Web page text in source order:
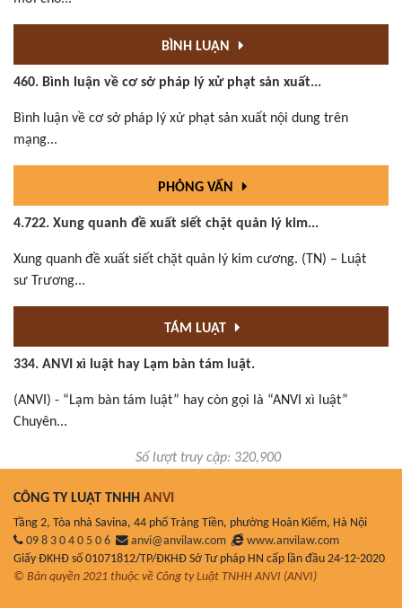
BÌNH LUẬN
460. Bình luận về cơ sở pháp lý xử phạt sản xuất...
Bình luận về cơ sở pháp lý xử phạt sản xuất nội dung trên
mạng...
PHỎNG VẤN
4.722. Xung quanh đề xuất siết chặt quản lý kim...
Xung quanh đề xuất siết chặt quản lý kim cương. (TN) – Luật
sư Trương...
TÁM LUẬT
334. ANVI xì luật hay Lạm bàn tám luật.
(ANVI) - “Lạm bàn tám luật” hay còn gọi là “ANVI xì luật”
Chuyên...
Số lượt truy cập: 320,900
CÔNG TY LUẬT TNHH ANVI
Tầng 2, Tòa nhà Savina, 44 phố Tràng Tiền, phường Hoàn Kiếm, Hà Nội
09 8 3 0 4 0 5 0 6
anvi@anvilaw.com
www.anvilaw.com
Giấy ĐKHĐ số 01071812/TP/ĐKHĐ Sở Tư pháp HN cấp lần đầu 24-12-2020
© Bản quyền 2021 thuộc về Công ty Luật TNHH ANVI (ANVI)